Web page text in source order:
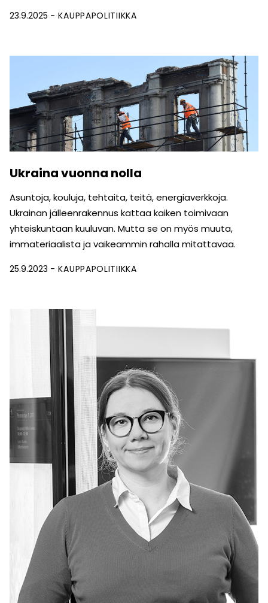
23.9.2025 KAUPPAPOLITIIKKA
Ukraina vuonna nolla
Asuntoja, kouluja, tehtaita, teitä, energiaverkkoja.
Ukrainan jälleenrakennus kattaa kaiken toimivaan
yhteiskuntaan kuuluvan. Mutta se on myös muuta,
immateriaalista ja vaikeammin rahalla mitattavaa.
25.9.2023 KAUPPAPOLITIIKKA